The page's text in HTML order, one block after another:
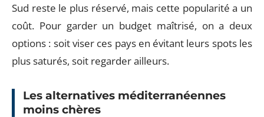
Sud reste le plus réservé, mais cette popularité a un
coût. Pour garder un budget maîtrisé, on a deux
options : soit viser ces pays en évitant leurs spots les
plus saturés, soit regarder ailleurs.
Les alternatives méditerranéennes
moins chères